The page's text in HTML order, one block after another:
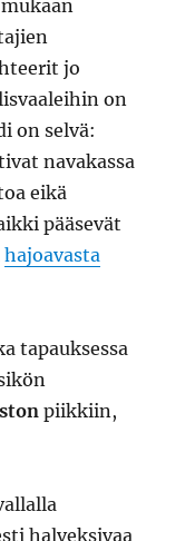
jo
on
on selvä:
navakassa
eikä
pääsevät
hajoavasta
tapauksessa
piikkiin,
halveksivaa